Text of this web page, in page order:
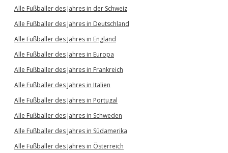
Alle Fußballer des Jahres in der Schweiz
Alle Fußballer des Jahres in Deutschland
Alle Fußballer des Jahres in England
Alle Fußballer des Jahres in Europa
Alle Fußballer des Jahres in Frankreich
Alle Fußballer des Jahres in Italien
Alle Fußballer des Jahres in Portugal
Alle Fußballer des Jahres in Schweden
Alle Fußballer des Jahres in Südamerika
Alle Fußballer des Jahres in Österreich